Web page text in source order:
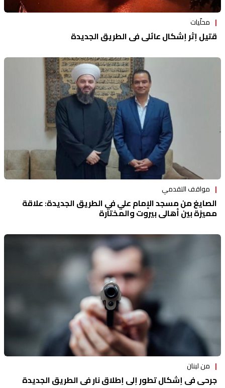
محلّيات
قتيل إثر إشكال عائلي في الطريق الجديدة
مواقف التقدمي
الصايغ من مسجد الإمام علي في الطريق الجديدة: علاقة
مميزة بين أهالي بيروت والمختارة
من لبنان
جرحى في إشكال تطور إلى إطلاق نار في الطريق الجديدة